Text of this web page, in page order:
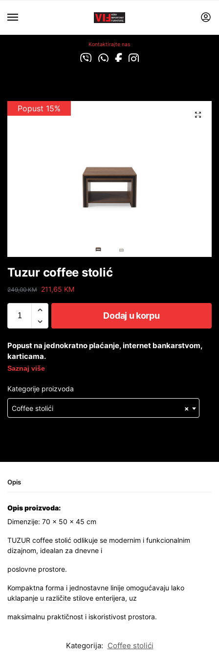
Kontaktirajte nas
Popust 15%
Tuzur coffee stolić
249,00KM 211,65 KM
Dodaj u korpu
Popust na jednokratno plaćanje, internet bankarstvom,
karticama.
Saznaj više
Kategorije proizvoda
×
Coffee stolići
Opis
Opis proizvoda:
Dimenzije: 70 × 50 × 45 cm
TUZUR coffee stolić odlikuje se modernim i funkcionalnim
dizajnom, idealan za dnevne i
poslovne prostore.
Kompaktna forma i jednostavne linije omogućavaju lako
uklapanje u različite stilove enterijera, uz
maksimalnu praktičnost i iskoristivost prostora.
Kategorija: Coffee stolići